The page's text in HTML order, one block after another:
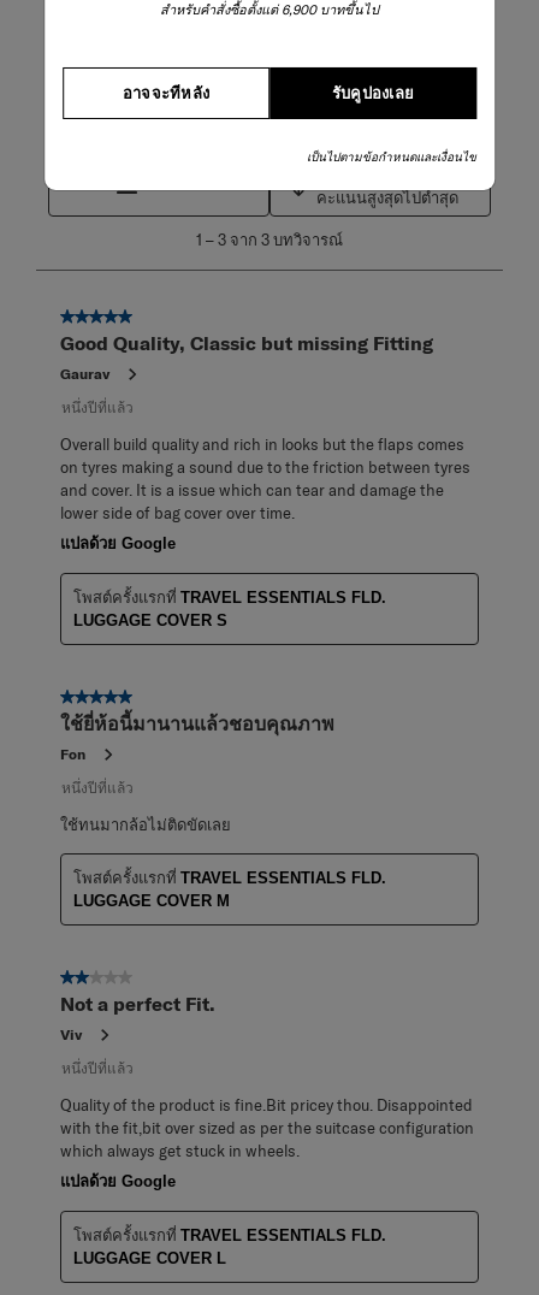
สำหรับคำสั่งซื้อตั้งแต่ 6,900 บาทขึ้นไป
รับคูปองเลย
อาจจะทีหลัง
เป็นไปตามข้อกำหนดและเงื่อนไข
การเพิ่มรีวิวจำเปนต้องใช้อีเมลที่ถูกต้องสำหรับการตรวจสอบ
ค้นหาหัวข้อและตรวจสอบภูมิภาคการค้นหา
คะแนนสูงสุดไปต่ำสุด
3
วิจารณ์
1 –3 จาก 3บทวิจารณ์
5 จาก 5 ดาว
Good Quality, Classic but missing Fitting
Gaurav
หนึ่งปีที่แล้ว
Overall build quality and rich in looks but the flaps comes
on tyres making a sound due to the friction between tyres
and cover. It is a issue which can tear and damage the
lower side of bag cover over time.
แปลด้วย Google
โพสต์ครั้งแรกที่ TRAVEL ESSENTIALS FLD.
LUGGAGE COVER S
5 จาก 5 ดาว
ใช้ยี่ห้อนี้มานานแล้วชอบคุณภาพ
Fon
หนึ่งปีที่แล้ว
ใช้ทนมากล้อไม่ติดขัดเลย
โพสต์ครั้งแรกที่ TRAVEL ESSENTIALS FLD.
LUGGAGE COVER M
2 จาก 5 ดาว
Not a perfect Fit.
Viv
หนึ่งปีที่แล้ว
Quality of the product is fine.Bit pricey thou. Disappointed
with the fit,bit over sized as per the suitcase configuration
which always get stuck in wheels.
แปลด้วย Google
โพสต์ครั้งแรกที่ TRAVEL ESSENTIALS FLD.
LUGGAGE COVER L